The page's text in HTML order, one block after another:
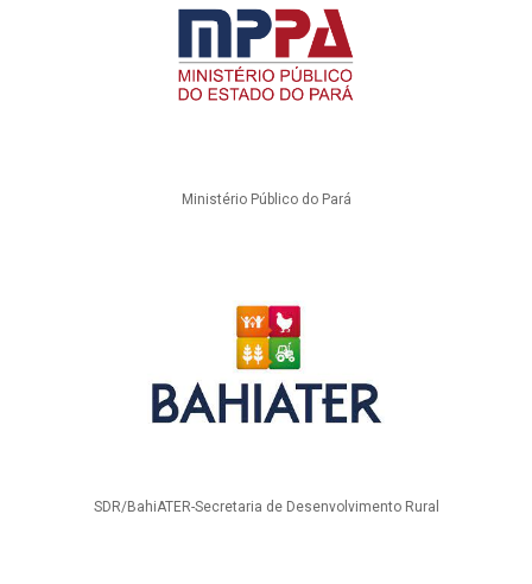
Ministério Público do Pará
SDR/BahiATER-Secretaria de Desenvolvimento Rural